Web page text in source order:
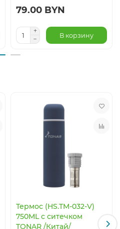
79.00 BYN
В корзину
Термос (HS.TM-032-V)
750ML с ситечком
TONAR /Китай/